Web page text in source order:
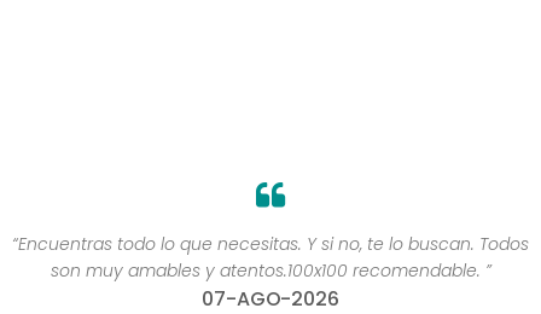
“Encuentras todo lo que necesitas. Y si no, te lo buscan. Todos
son muy amables y atentos.100x100 recomendable. ”
07-AGO-2026